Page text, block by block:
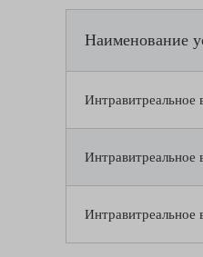
Наименование
Интравитреальное
Интравитреальное
Интравитреальное